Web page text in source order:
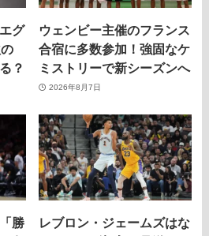
グ
？
ウェンビー主催のフランス
合宿に多数参加！強固なケ
ミストリーで新シーズンへ
2026年8月7日
勝
レブロン・ジェームズはな